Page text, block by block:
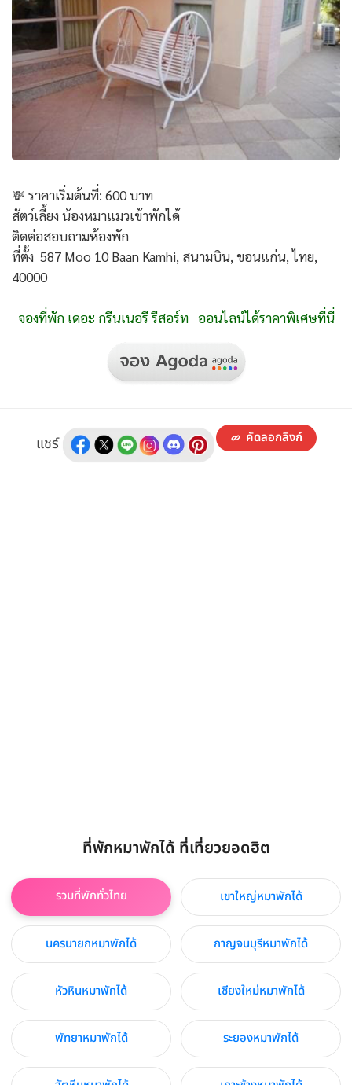
💸 ราคาเริ่มต้นที่: 600 บาท
สัตว์เลี้ยง น้องหมาแมวเข้าพักได้
ติดต่อสอบถามห้องพัก
ที่ตั้ง 587 Moo 10 Baan Kamhi, สนามบิน, ขอนแก่น, ไทย,
40000
จองที่พัก เดอะ กรีนเนอรี รีสอร์ท ออนไลน์ได้ราคาพิเศษที่นี่
แชร์ คัดลอกลิงก์
ที่พักหมาพักได้ ที่เที่ยวยอดฮิต
รวมที่พักทั่วไทย เขาใหญ่หมาพักได้
นครนายกหมาพักได้ กาญจนบุรีหมาพักได้
หัวหินหมาพักได้ เชียงใหม่หมาพักได้
พัทยาหมาพักได้ ระยองหมาพักได้